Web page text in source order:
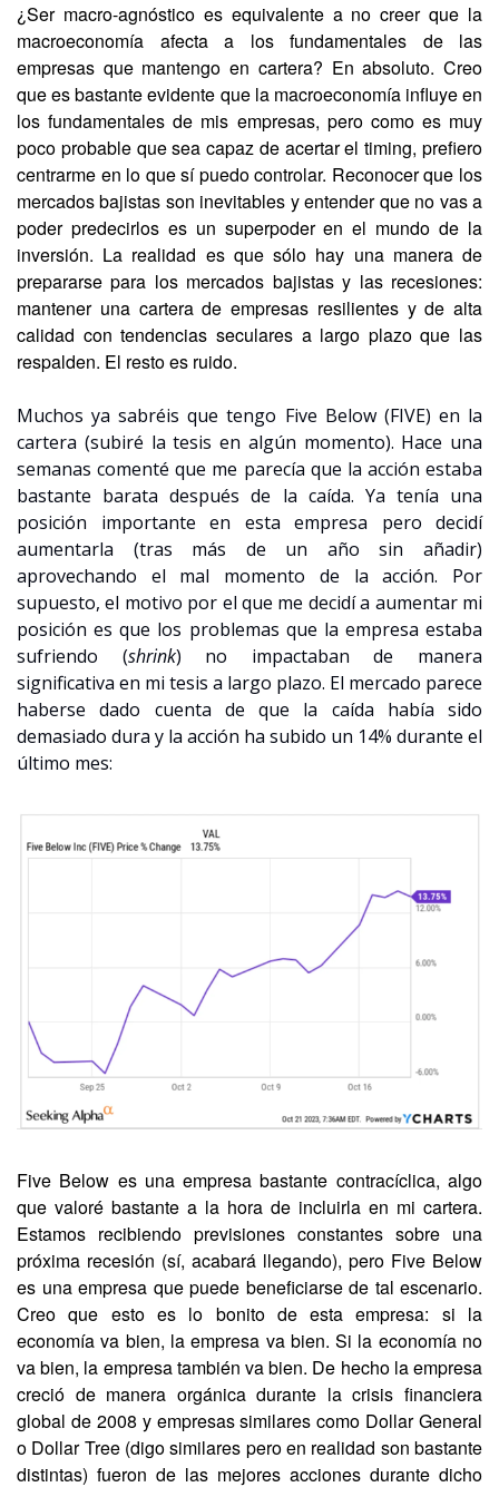
¿Ser macro-agnóstico es equivalente a no creer que la
macroeconomía afecta a los fundamentales de las
empresas que mantengo en cartera? En absoluto. Creo
que es bastante evidente que la macroeconomía influye en
los fundamentales de mis empresas, pero como es muy
poco probable que sea capaz de acertar el timing, prefiero
centrarme en lo que sí puedo controlar. Reconocer que los
mercados bajistas son inevitables y entender que no vas a
poder predecirlos es un superpoder en el mundo de la
inversión. La realidad es que sólo hay una manera de
prepararse para los mercados bajistas y las recesiones:
mantener una cartera de empresas resilientes y de alta
calidad con tendencias seculares a largo plazo que las
respalden. El resto es ruido.
Muchos ya sabréis que tengo Five Below (FIVE) en la
cartera (subiré la tesis en algún momento). Hace una
semanas comenté que me parecía que la acción estaba
bastante barata después de la caída. Ya tenía una
posición importante en esta empresa pero decidí
aumentarla (tras más de un año sin añadir)
aprovechando el mal momento de la acción. Por
supuesto, el motivo por el que me decidí a aumentar mi
posición es que los problemas que la empresa estaba
sufriendo (shrink) no impactaban de manera
significativa en mi tesis a largo plazo. El mercado parece
haberse dado cuenta de que la caída había sido
demasiado dura y la acción ha subido un 14% durante el
último mes:
Five Below es una empresa bastante contracíclica, algo
que valoré bastante a la hora de incluirla en mi cartera.
Estamos recibiendo previsiones constantes sobre una
próxima recesión (sí, acabará llegando), pero Five Below
es una empresa que puede beneficiarse de tal escenario.
Creo que esto es lo bonito de esta empresa: si la
economía va bien, la empresa va bien. Si la economía no
va bien, la empresa también va bien. De hecho la empresa
creció de manera orgánica durante la crisis financiera
global de 2008 y empresas similares como Dollar General
o Dollar Tree (digo similares pero en realidad son bastante
distintas) fueron de las mejores acciones durante dicho